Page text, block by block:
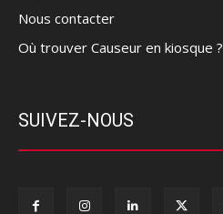
Nous contacter
Où trouver Causeur en kiosque ?
SUIVEZ-NOUS